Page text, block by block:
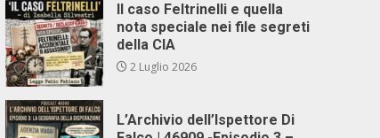
Il caso Feltrinelli e quella
nota speciale nei file segreti
della CIA
2 Luglio 2026
L’Archivio dell’Ispettore Di